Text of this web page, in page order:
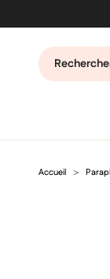
Accueil